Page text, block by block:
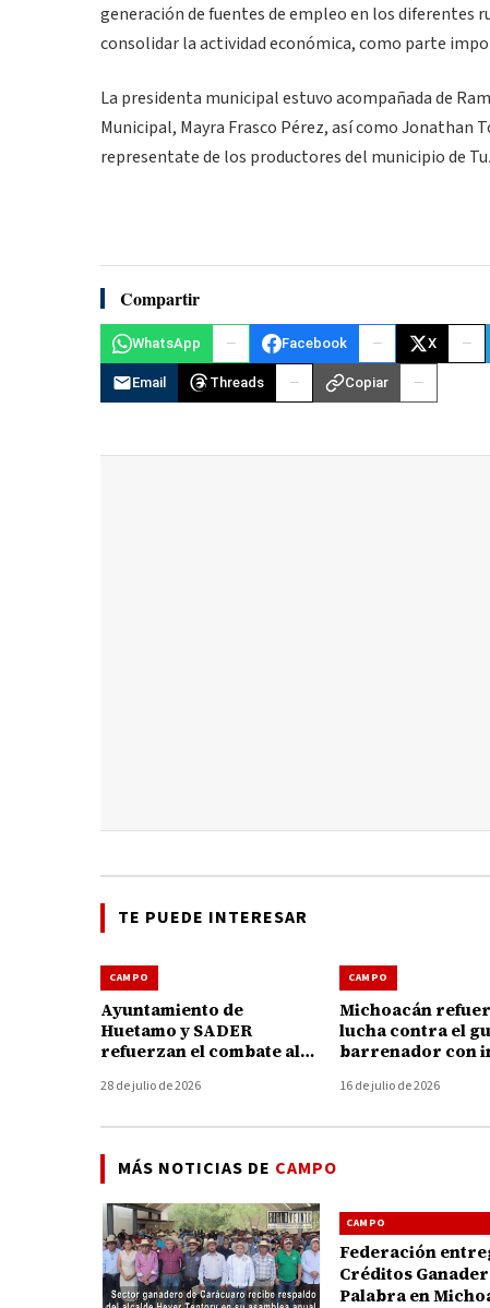
generación de fuentes de empleo en los diferentes
consolidar la actividad económica, como parte
La presidenta municipal estuvo acompañada de
Municipal, Mayra Frasco Pérez, así como Jonathan
representate de los productores del municipio de
Compartir
WhatsApp Facebook X
Email Threads Copiar
TE PUEDE INTERESAR
CAMPO
Ayuntamiento de
Huetamo y SADER
refuerzan el combate al
brigadas y kits gratuitos
28 de julio de 2026
CAMPO
Michoacán
lucha contra el
barrenador con
16 de julio de 2026
MÁS NOTICIAS DE CAMPO
CAMPO
Federación
Créditos
Palabra en